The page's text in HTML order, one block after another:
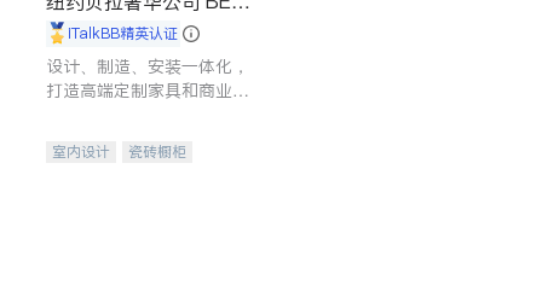
A LUXE
iTalkBB精英认证
设计、制造、安装一体化，
打造高端定制家具和商业空
室内设计
瓷砖橱柜